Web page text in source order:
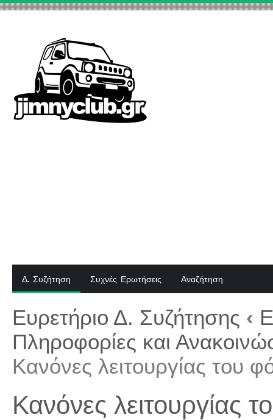
Δ. Συζήτηση Συχνές Ερωτήσεις Αναζήτηση
Ευρετήριο Δ. Συζήτησης ‹
Πληροφορίες και
Κανόνες λειτουργίας του
Κανόνες λειτουργίας